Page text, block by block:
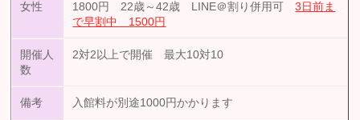
女性 1800円 22歳～42歳 LINE＠割り併用可3日前ま
で早割中 1500円
開催人
数
2対2以上で開催 最大10対10
備考 入館料が別途1000円かかります